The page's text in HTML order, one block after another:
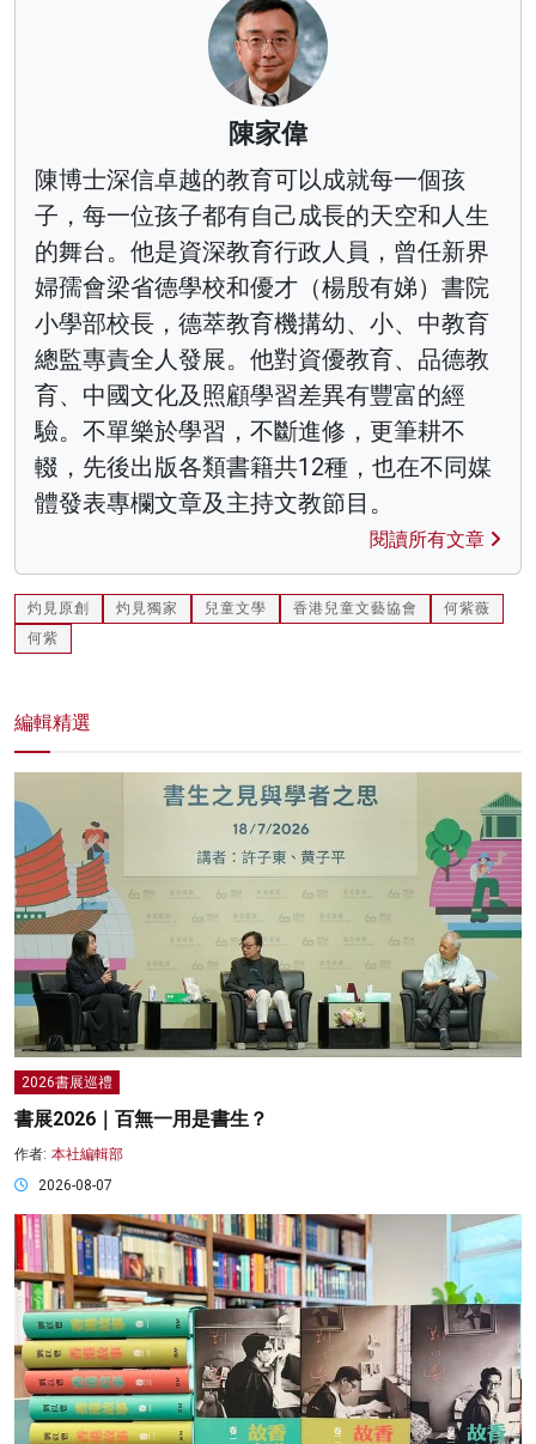
陳家偉
陳博士深信卓越的教育可以成就每一個孩
子，每一位孩子都有自己成長的天空和人生
的舞台。他是資深教育行政人員，曾任新界
婦孺會梁省德學校和優才（楊殷有娣）書院
小學部校長，德萃教育機搆幼、小、中教育
總監專責全人發展。他對資優教育、品德教
育、中國文化及照顧學習差異有豐富的經
驗。不單樂於學習，不斷進修，更筆耕不
輟，先後出版各類書籍共12種，也在不同媒
體發表專欄文章及主持文教節目。
閱讀所有文章
灼見原創 灼見獨家 兒童文學 香港兒童文藝協會
何紫薇
何紫
編輯精選
2026書展巡禮
書展2026｜百無一用是書生？
作者: 本社編輯部
2026-08-07